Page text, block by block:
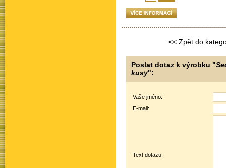
<< Zpět do
Poslat dotaz k výrobku "
kusy":
Vaše jméno:
E-mail:
Text dotazu: